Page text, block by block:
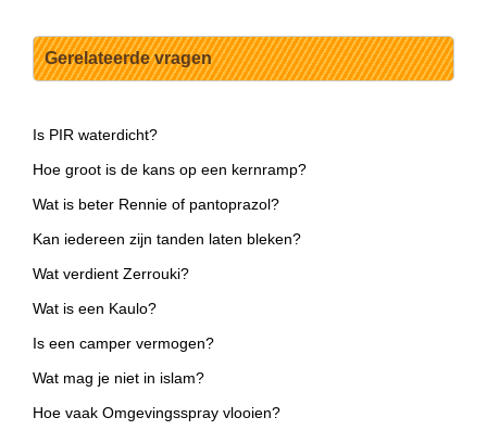
Gerelateerde vragen
Is PIR waterdicht?
Hoe groot is de kans op een kernramp?
Wat is beter Rennie of pantoprazol?
Kan iedereen zijn tanden laten bleken?
Wat verdient Zerrouki?
Wat is een Kaulo?
Is een camper vermogen?
Wat mag je niet in islam?
Hoe vaak Omgevingsspray vlooien?